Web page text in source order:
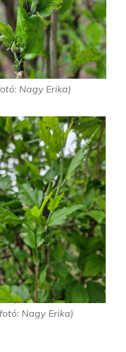
Nagy Erika)
Nagy Erika)